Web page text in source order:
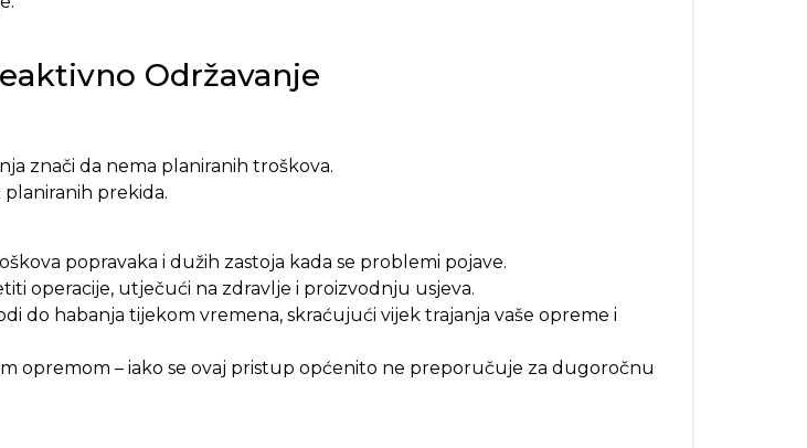
Održavanje
znači da nema planiranih troškova.
prekida.
popravaka i dužih zastoja kada se problemi pojave.
operacije, utječući na zdravlje i proizvodnju usjeva.
do habanja tijekom vremena, skraćujući vijek trajanja vaše opreme i
opremom – iako se ovaj pristup općenito ne preporučuje za dugoročnu